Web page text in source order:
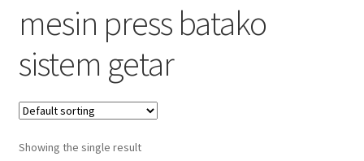
Cart
Checkout
Kontak Kami
My account
mesin press batako
sistem getar
Showing the single result